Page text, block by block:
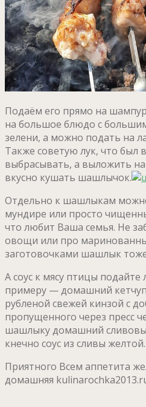
Подаём его прямо на
на большое блюдо с
зелени, а можно подать на
Также советую лук, что был
выбрасывать, а выложить
вкусно кушать шашлычок.
Отдельно к шашлыкам
мундире или просто
что любит Ваша семья. Не
овощи или про
заготовочками шашлык
А соус к мясу птицы
примеру — домашний
рубленой свежей кинзой с
пропущенного через пресс
шашлыку домашний
кнечно соус из сливы
Приятного Всем аппетита
домашняя